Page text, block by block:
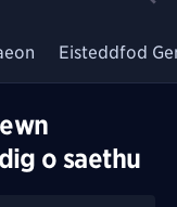
Eisteddfod
o saethu